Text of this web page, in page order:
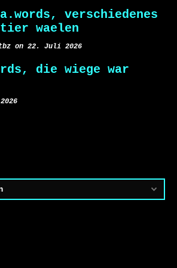
verschiedenes
waelen
on 22. Juli 2026
die wiege war